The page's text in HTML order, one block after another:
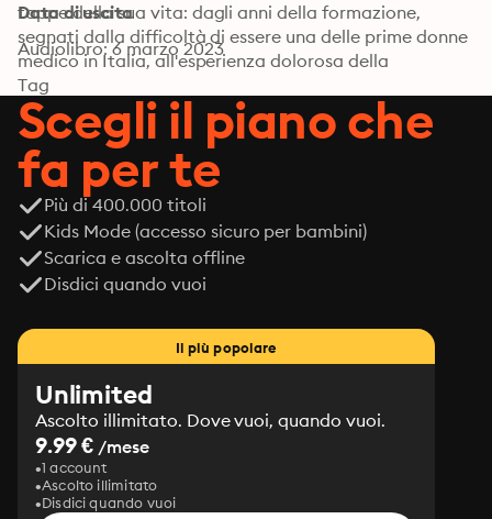
tappe della sua vita: dagli anni della formazione,
segnati dalla difficoltà di essere una delle prime donne
medico in Italia, all'esperienza dolorosa della
maternità nascosta; dalle lotte femministe, che
fondano in lei un nuovo senso di giustizia sociale e una
nuova consapevolezza del ruolo della donna,
all’impegno a favore dei bambini svantaggiati fino al
suo innovativo progetto pedagogico, basato sulla
valorizzazione delle risorse e della libertà del bambino.
La presente edizione, rivista e aggiornata, accoglie
numerose aggiunte, modifiche, correzioni e capitoli
nuovi, grazie anche al prezioso contributo della
Data di uscita
Audiolibro: 6 marzo 2023
Tag
Scegli il piano che
fa per te
Più di 400.000 titoli
Kids Mode (accesso sicuro per bambini)
Scarica e ascolta offline
Disdici quando vuoi
Il più popolare
Unlimited
Ascolto illimitato. Dove vuoi, quando vuoi.
9.99 € /mese
1 account
Ascolto illimitato
Disdici quando vuoi